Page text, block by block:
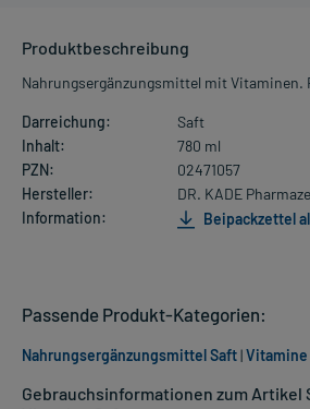
Produktbeschreibung
Nahrungsergänzungsmittel mit Vitaminen.
Darreichung:
Saft
Inhalt:
780 ml
PZN:
02471057
Hersteller:
DR. KADE
Information:
Beipackzettel
Gebrauchsinformationen zum Artikel
Passende Produkt-Kategorien:
Nahrungsergänzungsmittel Saft|